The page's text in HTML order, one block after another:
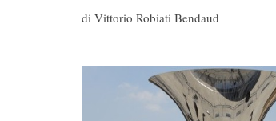
di Vittorio Robiati Bendaud